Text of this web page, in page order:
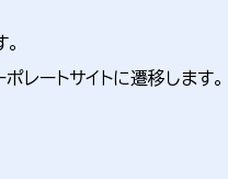
レートサイトに遷移します。